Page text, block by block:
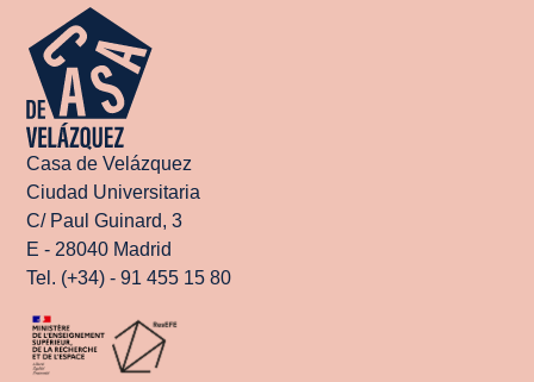
Casa de Velázquez
Ciudad Universitaria
C/ Paul Guinard, 3
E - 28040 Madrid
Tel. (+34) - 91 455 15 80